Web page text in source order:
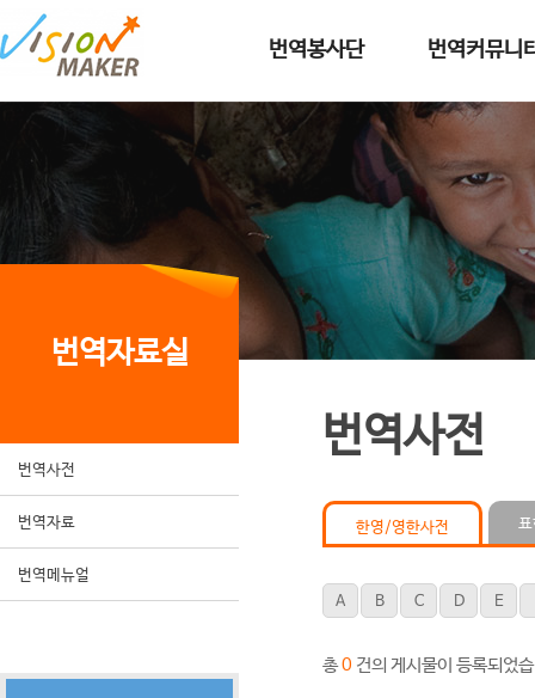
메인메뉴로 이동
메인메뉴 건너뛰고 본문으로 이동
번역봉사단 번역커뮤니
번역자료실
번역사전
번역자료
번역메뉴얼
번역사전
한영/영한사전
A B C D E
총0 건의 게시물이 등록되었